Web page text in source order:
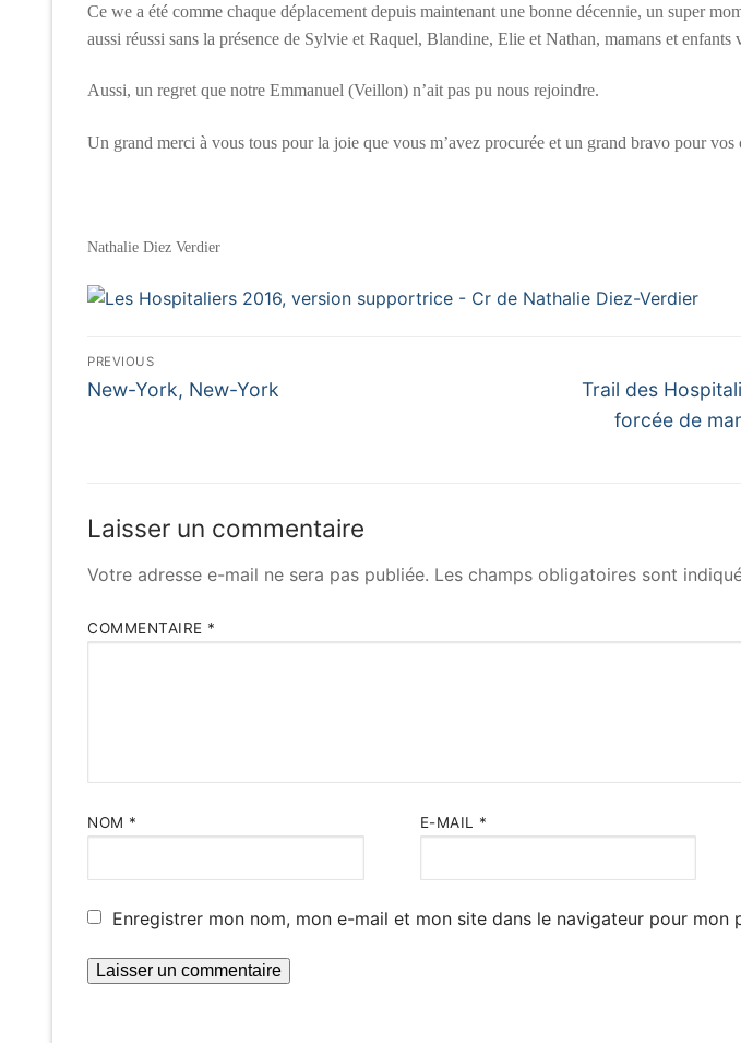
Ce we a été comme chaque déplacement depuis maintenant une bonne décennie, un super
aussi réussi sans la présence de Sylvie et Raquel, Blandine, Elie et Nathan, mamans et enfants
Aussi, un regret que notre Emmanuel (Veillon) n’ait pas pu nous rejoindre.
Un grand merci à vous tous pour la joie que vous m’avez procurée et un grand bravo pour vos
Nathalie Diez Verdier
Navigation
de
PREVIOUS
Previous
New-York, New-York
Next
post:
Trail des
forcée de
Laisser un commentaire
Votre adresse e-mail ne sera pas publiée. Les champs obligatoires sont
COMMENTAIRE *
NOM * E-MAIL *
Enregistrer mon nom, mon e-mail et mon site dans le navigateur pour mon